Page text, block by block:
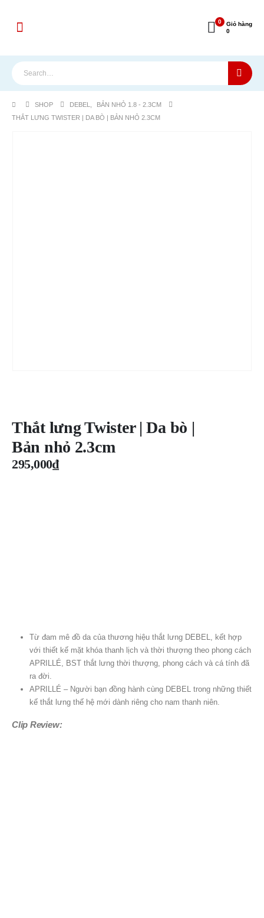
0
Giỏ hàng
0
SHOP DEBEL
BẢN NHỎ 1.8 - 2.3CM
THẮT LƯNG TWISTER | DA BÒ | BẢN NHỎ 2.3CM
Thắt lưng Twister | Da bò |
Bản nhỏ 2.3cm
295,000₫
Từ đam mê đồ da của thương hiệu thắt lưng DEBEL, kết hợp
với thiết kế mặt khóa thanh lịch và thời thượng theo phong cách
APRILLÉ, BST thắt lưng thời thượng, phong cách và cá tính đã
ra đời.
APRILLÉ – Người bạn đồng hành cùng DEBEL trong những thiết
kế thắt lưng thế hệ mới dành riêng cho nam thanh niên.
Clip Review: